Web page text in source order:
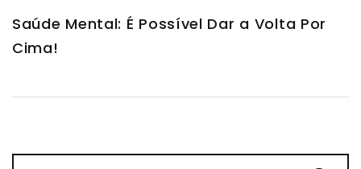
Saúde Mental: É Possível Dar a Volta Por
Cima!